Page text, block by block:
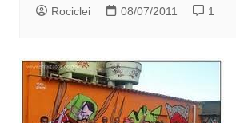
Rociclei 08/07/2011 1